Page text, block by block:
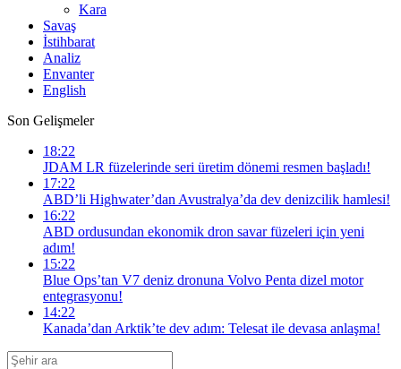
Kara
Savaş
İstihbarat
Analiz
Envanter
English
Son Gelişmeler
18:22
JDAM LR füzelerinde seri üretim dönemi resmen başladı!
17:22
ABD’li Highwater’dan Avustralya’da dev denizcilik hamlesi!
16:22
ABD ordusundan ekonomik dron savar füzeleri için yeni
adım!
15:22
Blue Ops’tan V7 deniz dronuna Volvo Penta dizel motor
entegrasyonu!
14:22
Kanada’dan Arktik’te dev adım: Telesat ile devasa anlaşma!